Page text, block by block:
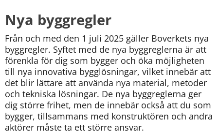
Nya byggregler
Från och med den 1 juli 2025 gäller Boverkets nya
byggregler. Syftet med de nya byggreglerna är att
förenkla för dig som bygger och öka möjligheten
till nya innovativa bygglösningar, vilket innebär att
det blir lättare att använda nya material, metoder
och tekniska lösningar. De nya byggreglerna ger
dig större frihet, men de innebär också att du som
bygger, tillsammans med konstruktören och andra
aktörer måste ta ett större ansvar.